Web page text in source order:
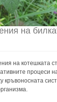
на
на котешката
процеси
кръвоносната